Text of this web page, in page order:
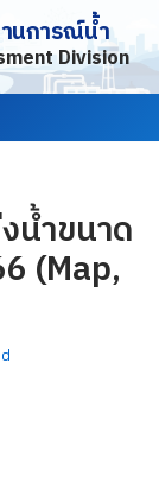
านการณ์น้ำ
Division
น้ำขนาด
(Map,